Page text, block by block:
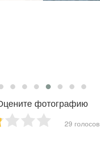
фотографию
29 голосов